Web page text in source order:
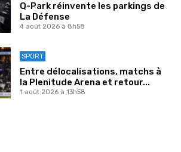
Q-Park réinvente les parkings de
La Défense
4 août 2026 à 8h58
SPORT
Entre délocalisations, matchs à
la Plenitude Arena et retour...
1 août 2026 à 13h58